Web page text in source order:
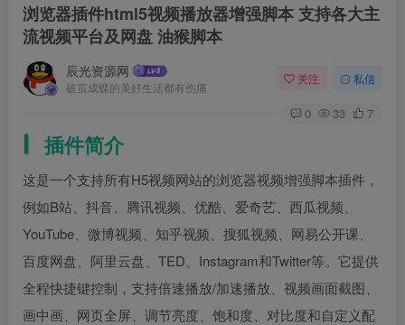
浏览器插件html5视频播放器增强脚本 支持各大主
流视频平台及网盘 油猴脚本
辰光资源网
破茧成蝶的美好生活都有伤痛
关注 私信
0 33 7
插件简介
这是一个支持所有H5视频网站的浏览器视频增强脚本插件，
例如B站、抖音、腾讯视频、优酷、爱奇艺、西瓜视频、
YouTube、微博视频、知乎视频、搜狐视频、网易公开课、
百度网盘、阿里云盘、TED、Instagram和Twitter等。它提供
全程快捷键控制，支持倍速播放/加速播放、视频画面截图、
画中画、网页全屏、调节亮度、饱和度、对比度和自定义配